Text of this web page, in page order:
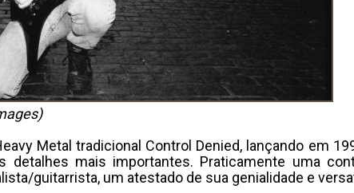
Metal tradicional Control Denied, lançando em
mais importantes. Praticamente uma
guitarrista, um atestado de sua genialidade e